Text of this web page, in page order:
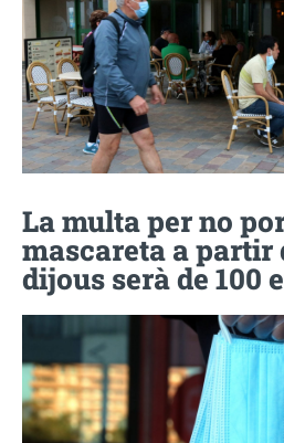
La multa per no
mascareta a partir
dijous serà de 100